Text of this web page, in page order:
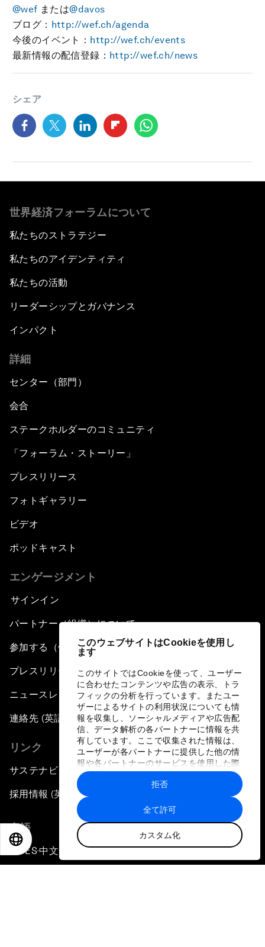
このウェブサイトはCookieを使用し
ます
このサイトではCookieを使って、ユーザー
に合わせたコンテンツや広告の表示、トラ
フィックの分析を行っています。またユー
ザーによるサイトの利用状況についても情
報を収集し、ソーシャルメディアや広告配
信、データ解析の各パートナーに情報を共
有しています。ここで収集された情報は、
ユーザーが各パートナーに提供した他の情
報や各パートナーのサービスを使用した際
に収集された情報と組み合わされ、各パー
トナーによって使用されることがありま
す。
全て許可
カスタム化
拒否
@wef または@davos
ブログ： http://wef.ch/agenda
今後のイベント： http://wef.ch/events
最新情報の配信登録： http://wef.ch/news
シェア
世界経済フォーラムについて
私たちのストラテジー
私たちのアイデンティティ
私たちの活動
リーダーシップとガバナンス
インパクト
詳細
センター（部門）
会合
ステークホルダーのコミュニティ
「フォーラム・ストーリー」
プレスリリース
フォトギャラリー
ビデオ
ポッドキャスト
エンゲージメント
サインイン
パートナー（組織）について
参加する（個人、組織）
プレスリリース登録
ニュースレター購読
連絡先 (英語のみ)
リンク
サステナビリティへの取り組み
採用情報 (英語のみ)
言語
ES▪中文▪ 日本語